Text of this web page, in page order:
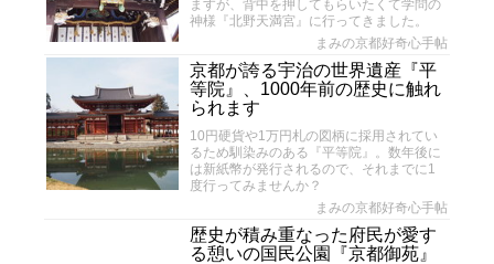
ますが、背中を押してもらいたくて学問の
神様『北野天満宮』に行ってきました。
まみの京都好奇心手帖
京都が誇る宇治の世界遺産『平
等院』、1000年前の歴史に触れ
られます
10円硬貨や1万円札の図柄に採用されてい
るため馴染みのある『平等院』。数年後に
は新紙幣が発行されるので、それまでに1
度行ってみませんか？
まみの京都好奇心手帖
歴史が積み重なった府民が愛す
る憩いの国民公園『京都御苑』